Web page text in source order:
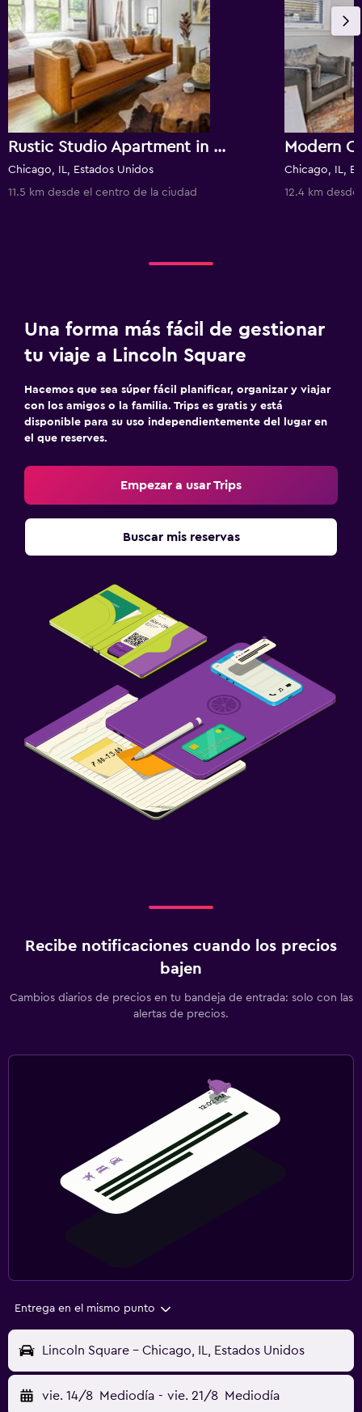
Rustic Studio Apartment in the Heart of Lincoln Square
Chicago, IL, Estados Unidos
11.5 km desde el centro de la ciudad
Chicago, IL,
12.4 km
Una forma más fácil de gestionar
tu viaje a Lincoln Square
Hacemos que sea súper fácil planificar, organizar y viajar
con los amigos o la familia. Trips es gratis y está
disponible para su uso independientemente del lugar en
el que reserves.
Empezar a usar Trips
Buscar mis reservas
Recibe notificaciones cuando los precios
bajen
Cambios diarios de precios en tu bandeja de entrada: solo con las
alertas de precios.
Entrega en el mismo punto
Lincoln Square - Chicago, IL, Estados Unidos
vie. 14/8 Mediodía - vie. 21/8 Mediodía